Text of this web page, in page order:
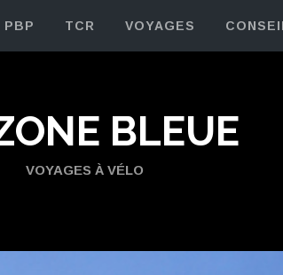
PBP TCR VOYAGES
BLEUE
VOYAGES À VÉLO